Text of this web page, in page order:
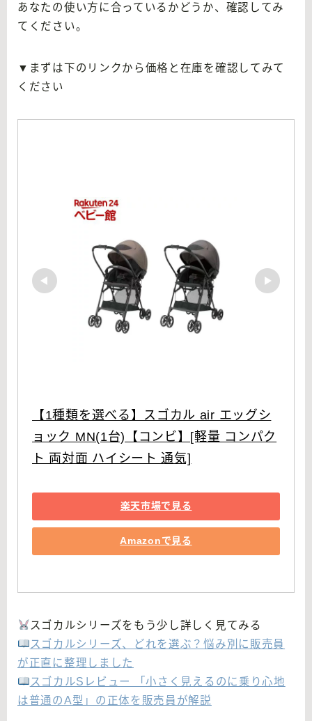
あなたの使い方に合っているかどうか、確認してみ
てください。
▼まずは下のリンクから価格と在庫を確認してみて
ください
【1種類を選べる】スゴカル air エッグシ
ョック MN(1台)【コンビ】[軽量 コンパク
ト 両対面 ハイシート 通気]
楽天市場で見る
Amazonで見る
スゴカルシリーズをもう少し詳しく見てみる
スゴカルシリーズ、どれを選ぶ？悩み別に販売員
が正直に整理しました
スゴカルSレビュー 「小さく見えるのに乗り心地
は普通のA型」の正体を販売員が解説